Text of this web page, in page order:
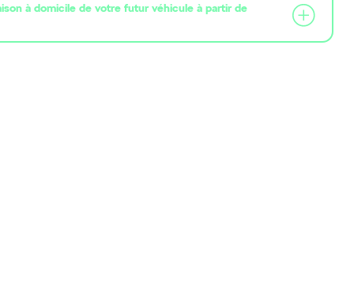
à domicile de votre futur véhicule à partir de